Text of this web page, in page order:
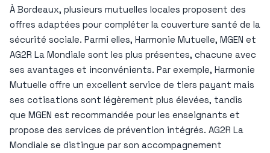
À Bordeaux, plusieurs mutuelles locales proposent des
offres adaptées pour compléter la couverture santé de la
sécurité sociale. Parmi elles, Harmonie Mutuelle, MGEN et
AG2R La Mondiale sont les plus présentes, chacune avec
ses avantages et inconvénients. Par exemple, Harmonie
Mutuelle offre un excellent service de tiers payant mais
ses cotisations sont légèrement plus élevées, tandis
que MGEN est recommandée pour les enseignants et
propose des services de prévention intégrés. AG2R La
Mondiale se distingue par son accompagnement